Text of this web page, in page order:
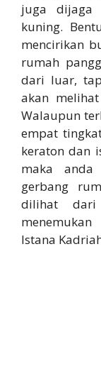
juga dijaga
kuning.
mencirikan
rumah
dari luar,
akan
Walaupun
empat
keraton dan
maka anda
gerbang
dilihat
Istana